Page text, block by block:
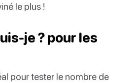
le plus !
je ? pour les
pour tester le nombre de